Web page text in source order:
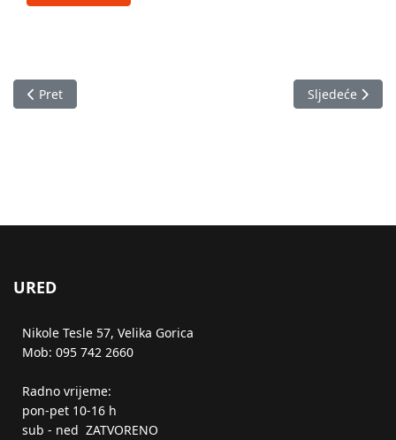
Prethodni članak: Cjenici, jelovnici, menu karte, koktel karte
Pret Sljedeći
Sljedeće
URED
Nikole Tesle 57, Velika Gorica
Mob: 095 742 2660
Radno vrijeme:
pon-pet 10-16 h
sub - ned ZATVORENO